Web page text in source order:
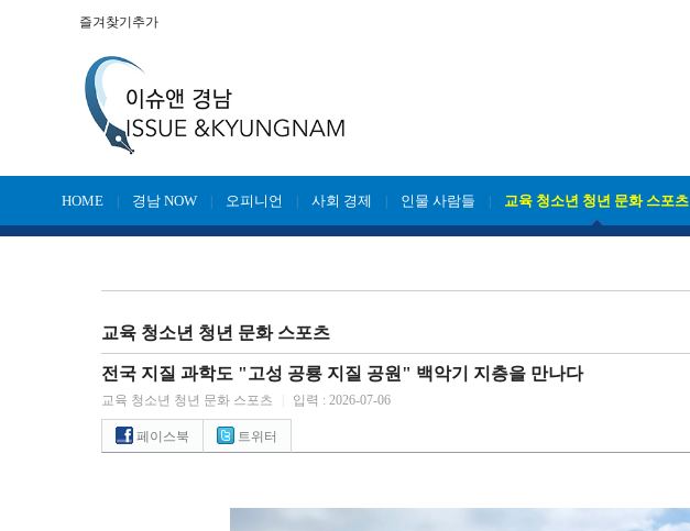
즐겨찾기추가
HOME 경남 NOW 오피니언 사회 경제 인물 사람들 교육 청소년 청년 문화 스포츠
교육 청소년 청년 문화 스포츠
전국 지질 과학도 "고성 공룡 지질 공원" 백악기 지층을 만나다
교육 청소년 청년 문화 스포츠 입력 : 2026-07-06
페이스북 트위터